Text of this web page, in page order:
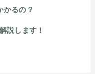
かるの？
説します！